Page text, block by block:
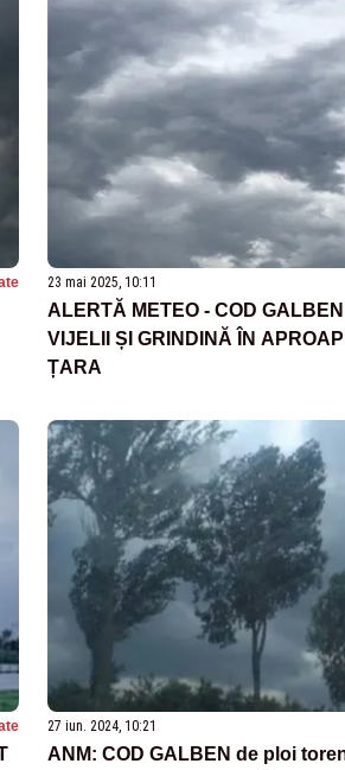
23 mai 2025, 10:11
ALERTĂ METEO - COD
VIJELII ȘI GRINDINĂ ÎN
ȚARA
27 iun. 2024, 10:21
ANM: COD GALBEN de ploi